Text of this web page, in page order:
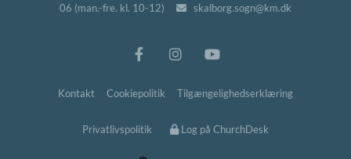
06 (man.-fre. kl. 10-12)
 skalborg.sogn@km.dk
Kontakt Cookiepolitik Tilgængelighedserklæring
Privatlivspolitik Log på ChurchDesk